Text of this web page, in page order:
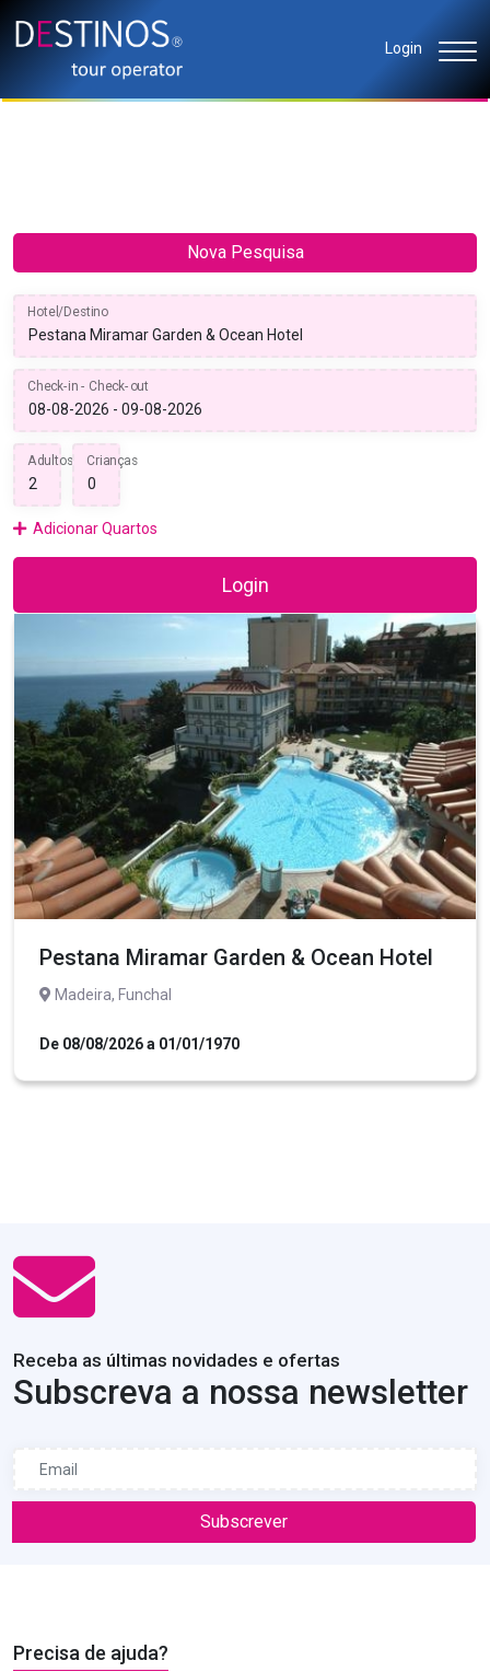
Login
Nova Pesquisa
Hotel/Destino
Check-in - Check-out
Adultos Crianças
Adicionar Quartos
Login
Pestana Miramar Garden & Ocean Hotel
Madeira, Funchal
De 08/08/2026 a 01/01/1970
Receba as últimas novidades e ofertas
Subscreva a nossa newsletter
Subscrever
Precisa de ajuda?